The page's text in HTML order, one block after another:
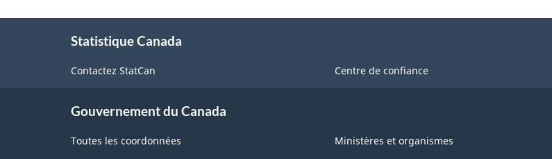
l'Amérique
Nord
-
Statistique Canada
Contactez StatCan Centre de confiance
Gouvernement du Canada
Toutes les coordonnées Ministères et organismes